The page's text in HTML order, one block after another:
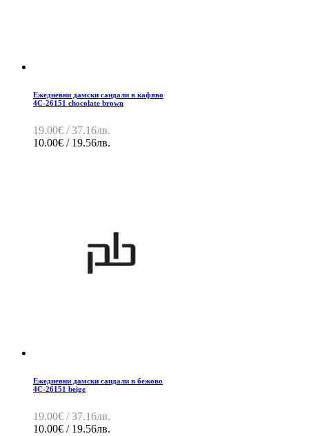
Ежедневни дамски сандали в кафяво
4C-26151 chocolate brown
19.00€ / 37.16лв.
10.00€ / 19.56лв.
Ежедневни дамски сандали в бежово
4C-26151 beige
19.00€ / 37.16лв.
10.00€ / 19.56лв.